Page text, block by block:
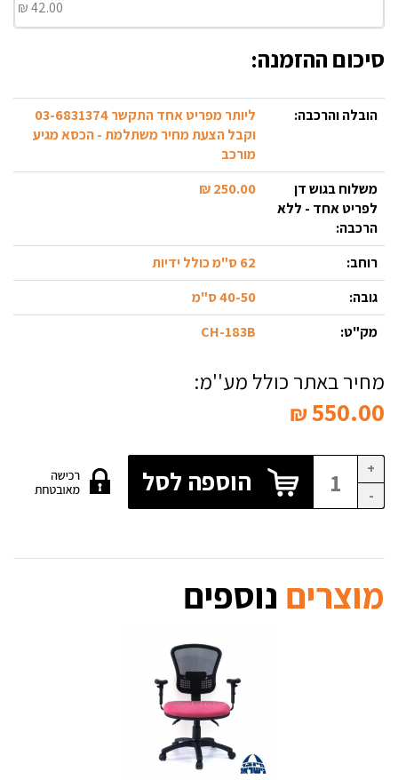
42.00
₪
סיכום ההזמנה:
הובלה והרכבה:
ליותר מפריט אחד התקשר 03-6831374
וקבל הצעת מחיר משתלמת - הכסא מגיע
מורכב
משלוח בגוש דן
לפריט אחד - ללא
הרכבה:
250.00 ₪
רוחב:
62 ס"מ כולל ידיות
גובה:
40-50 ס"מ
מק"ט:
CH-183B
מחיר באתר כולל מע''מ:
550.00
₪
+
-
הוספה לסל
מוצרים נוספים